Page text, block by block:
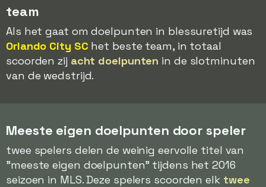
team
Als het gaat om doelpunten in blessuretijd was
Orlando City SC het beste team, in totaal
scoorden zij acht doelpunten in de slotminuten
van de wedstrijd.
Meeste eigen doelpunten door speler
twee spelers delen de weinig eervolle titel van
"meeste eigen doelpunten" tijdens het 2016
seizoen in MLS. Deze spelers scoorden elk twee